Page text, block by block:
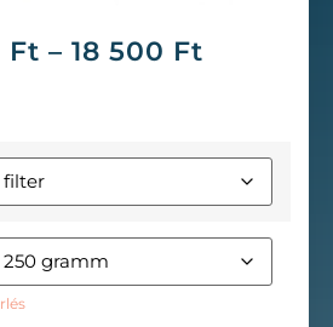
Ft – 18 500 Ft